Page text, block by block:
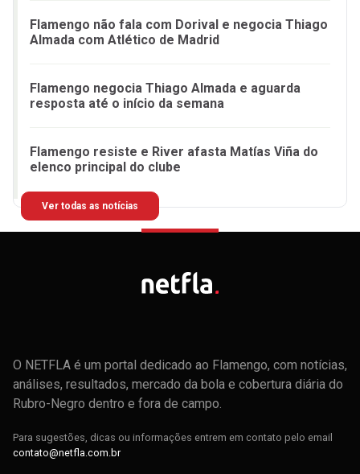
Flamengo não fala com Dorival e negocia Thiago
Almada com Atlético de Madrid
Flamengo negocia Thiago Almada e aguarda
resposta até o início da semana
Flamengo resiste e River afasta Matías Viña do
elenco principal do clube
Ver todas as notícias
O NETFLA é um portal dedicado ao Flamengo, com notícias,
análises, resultados, mercado da bola e cobertura diária do
Rubro-Negro dentro e fora de campo.
Para sugestões, dicas ou informações entrem em contato pelo email
contato@netfla.com.br